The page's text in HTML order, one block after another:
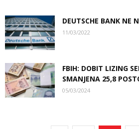
DEUTSCHE BANK NE
11/03/2022
FBIH: DOBIT LIZING
SMANJENA 25,8
05/03/2024